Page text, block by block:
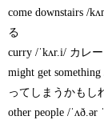
come downstairs /
る
curry /ˈkʌr.i/ カレー
might get something
ってしまうかもし
other people /ˈʌð.ər